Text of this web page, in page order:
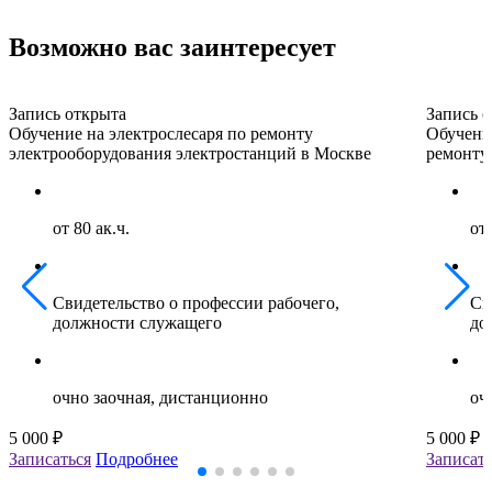
Возможно вас заинтересует
Запись открыта
Обучение на электрослесаря по ремонту
электрооборудования электростанций в Москве
от 80 ак.ч.
Свидетельство о профессии рабочего,
должности служащего
очно заочная, дистанционно
5 000 ₽
Записаться Подробнее
Запись
от
5 000 ₽